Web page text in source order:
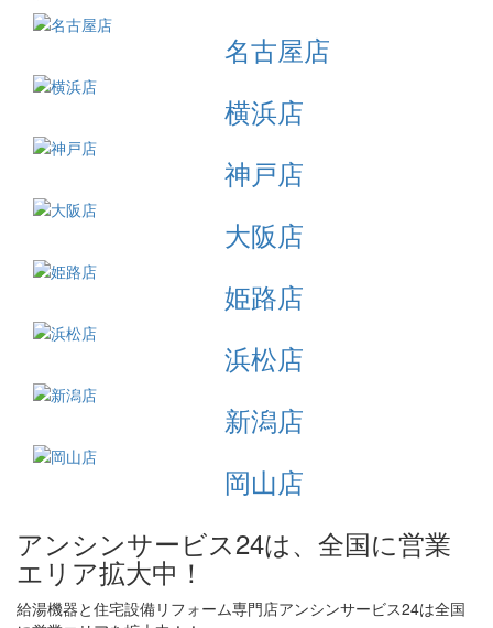
名古屋店
横浜店
神戸店
大阪店
姫路店
浜松店
新潟店
岡山店
アンシンサービス24は、全国に営業
エリア拡大中！
給湯機器と住宅設備リフォーム専門店アンシンサービス24は全国